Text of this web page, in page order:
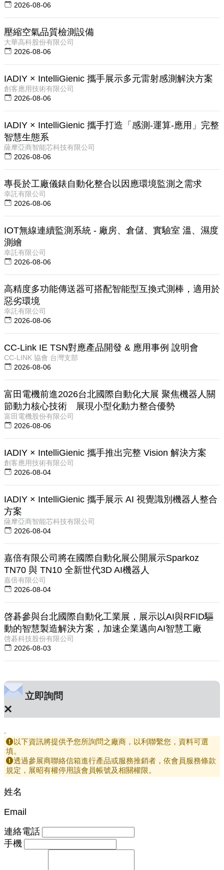
2026-08-06
壓縮空氣品質檢測設備
大華高科股份有限公司
2026-08-06
IADIY × IntelliGienic 攜手展示多元雷射感測解決方案
創客應用技術有限公司
2026-08-06
IADIY × IntelliGienic 攜手打造「感測-運算-應用」完整
智慧生態系
薩摩亞商智能芯科技有限公司
2026-08-06
專長於工廠儀錶自動化整合以因應環境監測之需求
幸託有限公司
2026-08-06
IOT無線連續監測系統 - 廠房、倉儲、實驗室 溫、濕度
測繪
幸託有限公司
2026-08-06
高精度多功能傳送器可搭配智能型互換式測棒，適用於
惡劣環境
幸託有限公司
2026-08-06
CC-Link IE TSN對應產品開發 & 應用事例 說明會
CC-LINK 協會 台灣支部
2026-08-06
富田電機前進2026台北國際自動化大展 聚焦機器人關
節動力核心技術 展現小型化動力整合優勢
富田電機股份有限公司
2026-08-06
IADIY × IntelliGienic 攜手推出完整 Vision 解決方案
創客應用技術有限公司
2026-08-04
IADIY × IntelliGienic 攜手展示 AI 視覺識別機器人整合
方案
薩摩亞商智能芯科技有限公司
2026-08-04
嘉倍有限公司將在國際自動化展公開展示Sparkoz
TN70 與 TN10 全新世代3D AI機器人
嘉倍有限公司
2026-08-04
啓碁參與台北國際自動化工業展，展示以AI與RFID驅
動的智慧製造解決方案，加速企業邁向AI智慧工廠
啓碁科技股份有限公司
2026-08-03
立即詢問
×
-
以下資訊將提供予您所詢問之廠商，以利聯繫您，資料可選
填。
透過參展商聯絡信箱進行產品或服務推銷者，依會員服務條款
規定，展昭有權停用該會員帳號及相關權限。
姓名
Email
連絡電話
手機